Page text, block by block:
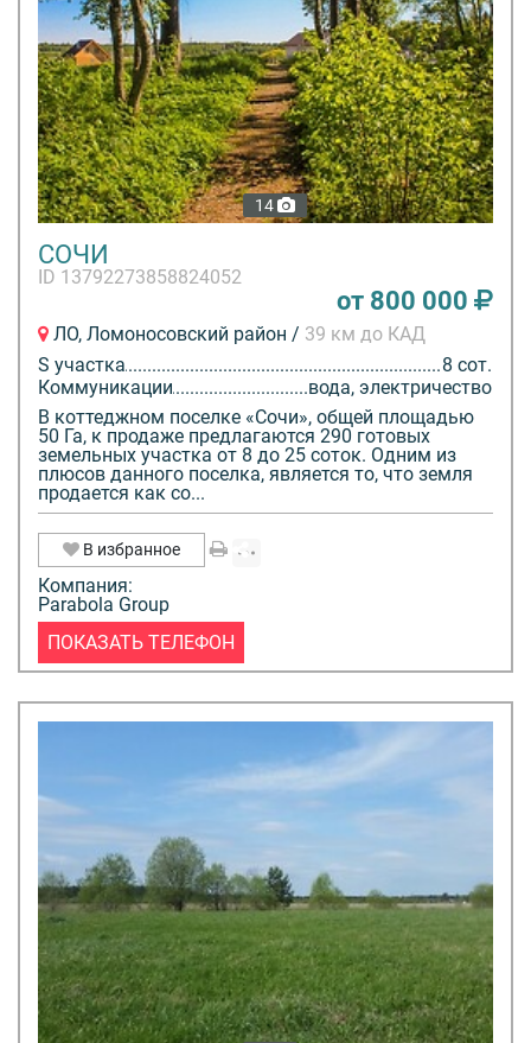
14
СОЧИ
ID 13792273858824052
от 800 000
ЛО, Ломоносовский район / 39 км до КАД
S участка
8 сот.
Коммуникации
вода, электричество
В коттеджном поселке «Сочи», общей площадью
50 Га, к продаже предлагаются 290 готовых
земельных участка от 8 до 25 соток. Одним из
плюсов данного поселка, является то, что земля
продается как со...
В избранное
Компания:
Parabola Group
ПОКАЗАТЬ ТЕЛЕФОН